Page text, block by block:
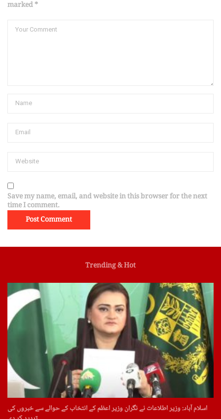
marked *
Save my name, email, and website in this browser for the next
time I comment.
Trending & Hot
اسلام آباد: وزیر اطلاعات نے نگران وزیر اعظم کے انتخاب کے حوالے سے خبروں کی